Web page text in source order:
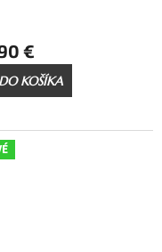
€
DO KOŠÍKA